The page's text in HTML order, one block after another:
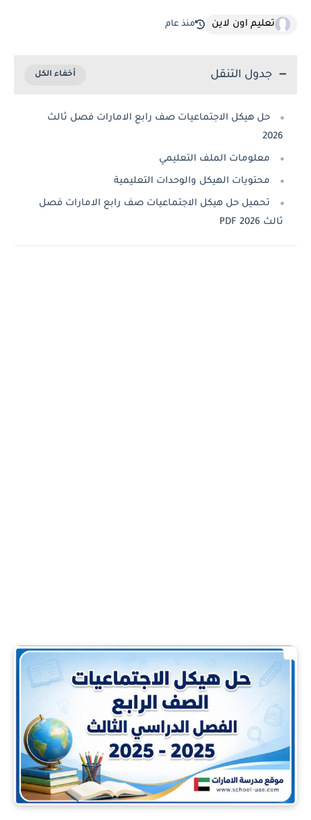
تعليم اون لاين منذ عام
جدول التنقل
حل هيكل الاجتماعيات صف رابع الامارات فصل ثالث
معلومات الملف التعليمي
محتويات الهيكل والوحدات التعليمية
تحميل حل هيكل الاجتماعيات صف رابع الامارات فصل